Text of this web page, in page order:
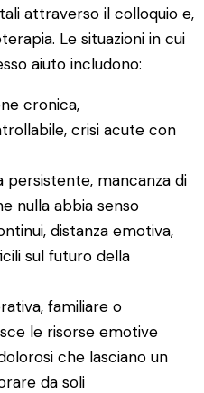
attraverso il colloquio e,
Le situazioni in cui
aiuto includono:
cronica,
crisi acute con
persistente, mancanza di
nulla abbia senso
distanza emotiva,
sul futuro della
familiare o
le risorse emotive
che lasciano un
da soli